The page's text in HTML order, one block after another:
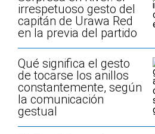
irrespetuoso gesto del
capitán de Urawa Red
en la previa del partido
Qué significa el gesto
de tocarse los anillos
constantemente, según
la comunicación
gestual